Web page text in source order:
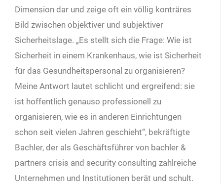
Dimension dar und zeige oft ein völlig konträres
Bild zwischen objektiver und subjektiver
Sicherheitslage. „Es stellt sich die Frage: Wie ist
Sicherheit in einem Krankenhaus, wie ist Sicherheit
für das Gesundheitspersonal zu organisieren?
Meine Antwort lautet schlicht und ergreifend: sie
ist hoffentlich genauso professionell zu
organisieren, wie es in anderen Einrichtungen
schon seit vielen Jahren geschieht“, bekräftigte
Bachler, der als Geschäftsführer von bachler &
partners crisis and security consulting zahlreiche
Unternehmen und Institutionen berät und schult.